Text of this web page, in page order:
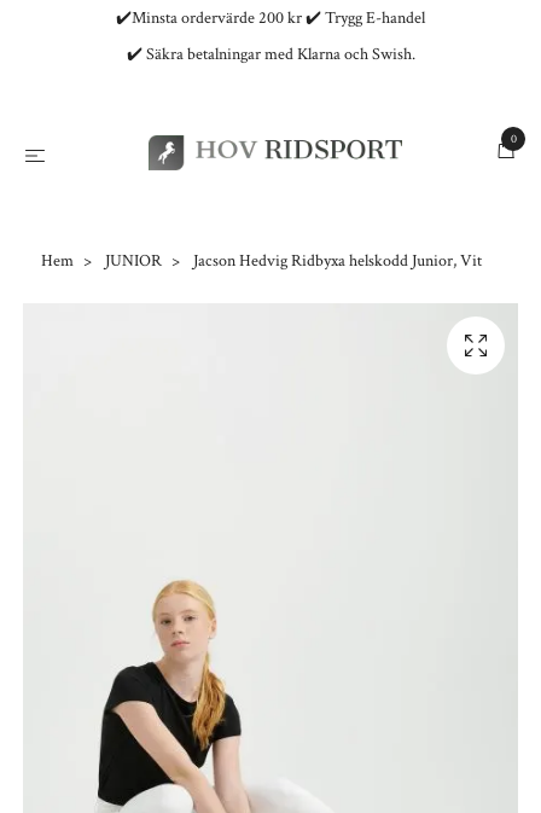
✔️Minsta ordervärde 200 kr ✔️ Trygg E-handel
✔️ Säkra betalningar med Klarna och Swish.
0
Hem JUNIOR Jacson Hedvig Ridbyxa helskodd Junior, Vit